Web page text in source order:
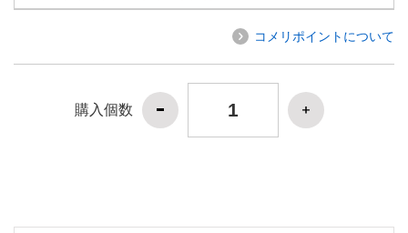
コメリポイントについて
購入個数